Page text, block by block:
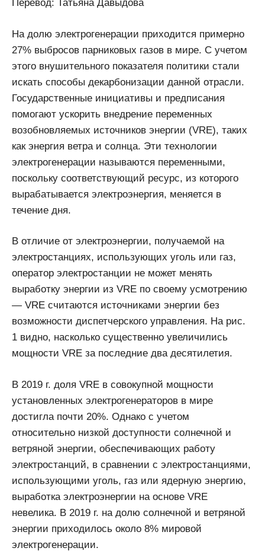
Перевод: Татьяна Давыдова
На долю электрогенерации приходится примерно
27% выбросов парниковых газов в мире. С учетом
этого внушительного показателя политики стали
искать способы декарбонизации данной отрасли.
Государственные инициативы и предписания
помогают ускорить внедрение переменных
возобновляемых источников энергии (VRE), таких
как энергия ветра и солнца. Эти технологии
электрогенерации называются переменными,
поскольку соответствующий ресурс, из которого
вырабатывается электроэнергия, меняется в
течение дня.
В отличие от электроэнергии, получаемой на
электростанциях, использующих уголь или газ,
оператор электростанции не может менять
выработку энергии из VRE по своему усмотрению
— VRE считаются источниками энергии без
возможности диспетчерского управления. На рис.
1 видно, насколько существенно увеличились
мощности VRE за последние два десятилетия.
В 2019 г. доля VRE в совокупной мощности
установленных электрогенераторов в мире
достигла почти 20%. Однако с учетом
относительно низкой доступности солнечной и
ветряной энергии, обеспечивающих работу
электростанций, в сравнении с электростанциями,
использующими уголь, газ или ядерную энергию,
выработка электроэнергии на основе VRE
невелика. В 2019 г. на долю солнечной и ветряной
энергии приходилось около 8% мировой
электрогенерации.